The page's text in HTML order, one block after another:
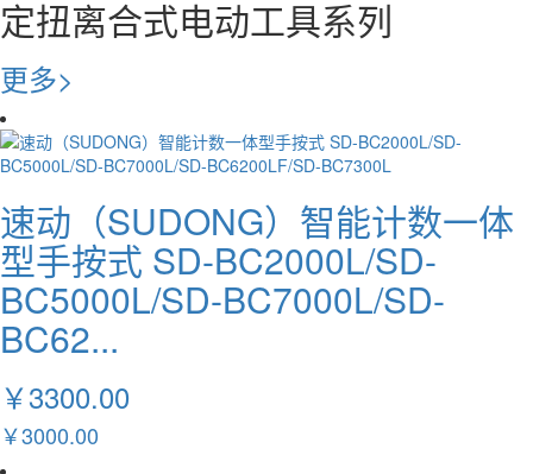
定扭离合式电动工具系列
更多>
速动（SUDONG）智能计数一体
型手按式 SD-BC2000L/SD-
BC5000L/SD-BC7000L/SD-
BC62...
￥3300.00
￥3000.00